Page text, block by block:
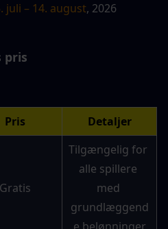
juli – 14. august, 2026
pris
Pris Detaljer
Gratis
Tilgængelig for
alle spillere
med
grundlæggend